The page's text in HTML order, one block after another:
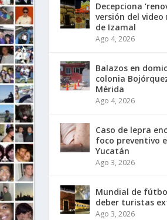
Decepciona
versión del
de Izamal
Ago 4, 2026
Balazos en
colonia
Mérida
Ago 4, 2026
Caso de lepra
foco preventivo
Yucatán
Ago 3, 2026
Mundial de
deber turistas
Ago 3, 2026